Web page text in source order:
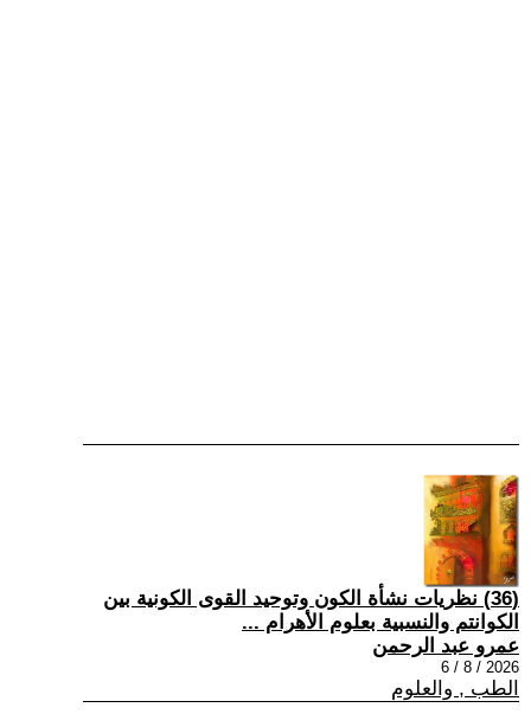
(36) نظريات نشأة الكون وتوحيد القوى الكونية بين
الكوانتم والنسبية بعلوم الأهرام ...
عمرو عبد الرحمن
2026 / 8 / 6
الطب , والعلوم